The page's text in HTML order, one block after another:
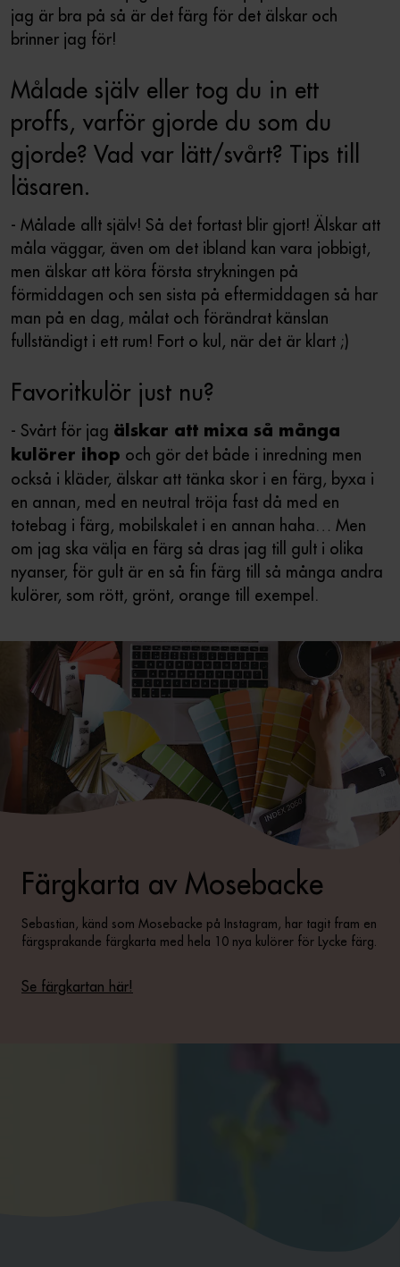
jag är bra på så är det färg för det älskar och
brinner jag för!
Målade själv eller tog du in ett
proffs, varför gjorde du som du
gjorde? Vad var lätt/svårt? Tips till
läsaren.
- Målade allt själv! Så det fortast blir gjort! Älskar att
måla väggar, även om det ibland kan vara jobbigt,
men älskar att köra första strykningen på
förmiddagen och sen sista på eftermiddagen så har
man på en dag, målat och förändrat känslan
fullständigt i ett rum! Fort o kul, när det är klart ;)
Favoritkulör just nu?
- Svårt för jag älskar att mixa så många
kulörer ihop och gör det både i inredning men
också i kläder, älskar att tänka skor i en färg, byxa i
en annan, med en neutral tröja fast då med en
totebag i färg, mobilskalet i en annan haha… Men
om jag ska välja en färg så dras jag till gult i olika
nyanser, för gult är en så fin färg till så många andra
kulörer, som rött, grönt, orange till exempel.
Färgkarta av Mosebacke
Sebastian, känd som Mosebacke på Instagram, har tagit fram en
färgsprakande färgkarta med hela 10 nya kulörer för Lycke färg.
Se färgkartan här!